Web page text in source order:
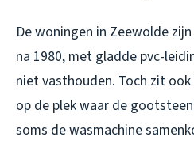
De woningen in Zeewolde
na 1980, met gladde pvc-
niet vasthouden. Toch zit
op de plek waar de
soms de wasmachine